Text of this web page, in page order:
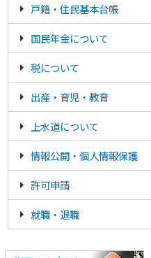
戸籍・住民基本台帳
国民年金について
税について
出産・育児・教育
上水道について
情報公開・個人情報保護
許可申請
就職・退職